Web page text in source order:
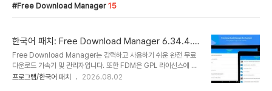
Free Download Manager 15
한국어 패치: Free Download Manager 6.34.4.6
974 - 다운로드 관리자 및 가속기
Free Download Manager는 강력하고 사용하기 쉬운 완전 무료
다운로드 가속기 및 관리자입니다. 또한 FDM은 GPL 라이선스에 따
라 배포되는 100% 안전한 오픈 소스 소프트웨어입니다. FDM은 가
프로그램/한국어 패치 2026.08.02